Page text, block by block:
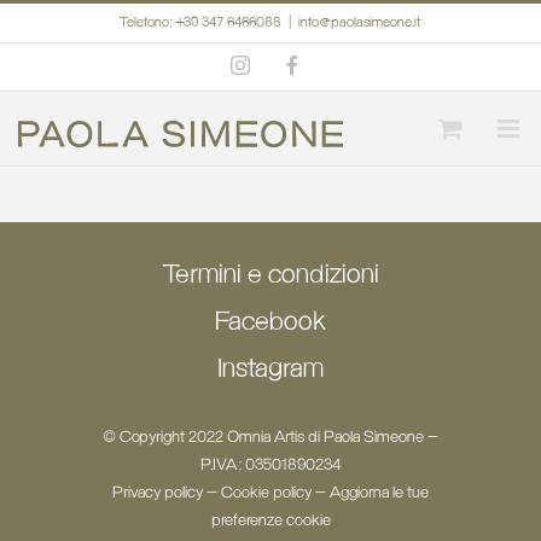
al
Telefono: +39 347 6466088 info@paolasimeone.it
Instagram
© Copyright 2022 Omnia Artis di Paola Simeone -
P.IVA: 03501890234
Privacy policy - Cookie policy - Aggiorna le tue
preferenze cookie
Termini e condizioni
Facebook
Instagram